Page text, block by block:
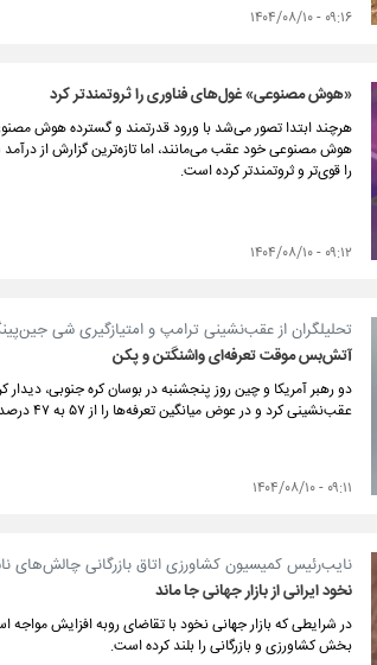
۰۹:۱۶ - ۱۴۰۴/۰۸/۱۰
«هوش مصنوعی» غول‌های فناوری را ثروتمندتر کرد
را قوی‌تر و ثروتمندتر کرده است.
۰۹:۱۲ - ۱۴۰۴/۰۸/۱۰
تحلیلگران از عقب‌نشینی ترامپ و امتیازگیری شی
آتش‌بس موقت تعرفه‌ای واشنگتن و پکن
عقب‌نشینی کرد و در عوض میانگین تعرفه‌ها را از ۵۷ به ۴۷ درصد کاهش داد.
۰۹:۱۱ - ۱۴۰۴/۰۸/۱۰
نایب‌رئیس کمیسیون کشاورزی اتاق بازرگانی چالش‌های
نخود ایرانی از بازار جهانی جا ماند
در شرایطی که بازار جهانی نخود با تقاضای رو‌به ‌افزایش
بخش کشاورزی و بازرگانی را بلند کرده است.